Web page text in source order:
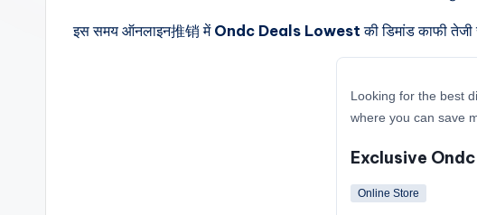
इस समय ऑनलाइन推销 में Ondc Deals Lowest की डिमांड काफी
Looking for the best
where you can save
Exclusive
Online Store